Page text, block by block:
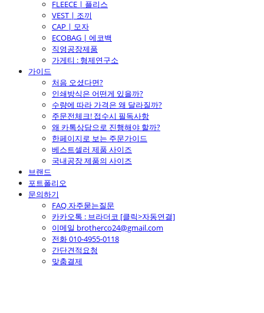
FLEECE | 플리스
VEST | 조끼
CAP | 모자
ECOBAG | 에코백
직영공장제품
가게티 : 형제연구소
가이드
처음 오셨다면?
인쇄방식은 어떤게 있을까?
수량에 따라 가격은 왜 달라질까?
주문전체크! 접수시 필독사항
왜 카톡상담으로 진행해야 할까?
한페이지로 보는 주문가이드
베스트셀러 제품 사이즈
국내공장 제품의 사이즈
브랜드
포트폴리오
문의하기
FAQ 자주묻는질문
카카오톡 : 브라더코 [클릭>자동연결]
이메일 brotherco24@gmail.com
전화 010-4955-0118
간단견적요청
맞춤결제